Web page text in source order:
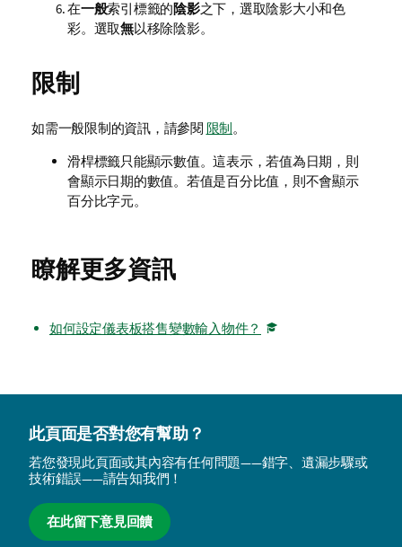
在一般索引標籤的陰影之下，選取陰影大小和色
彩。選取無以移除陰影。
限制
如需一般限制的資訊，請參閱 限制 。
滑桿標籤只能顯示數值。這表示，若值為日期，則
會顯示日期的數值。若值是百分比值，則不會顯示
百分比字元。
瞭解更多資訊
如何設定儀表板搭售變數輸入物件？
此頁面是否對您有幫助？
若您發現此頁面或其內容有任何問題——錯字、遺漏步驟或
技術錯誤——請告知我們！
在此留下意見回饋